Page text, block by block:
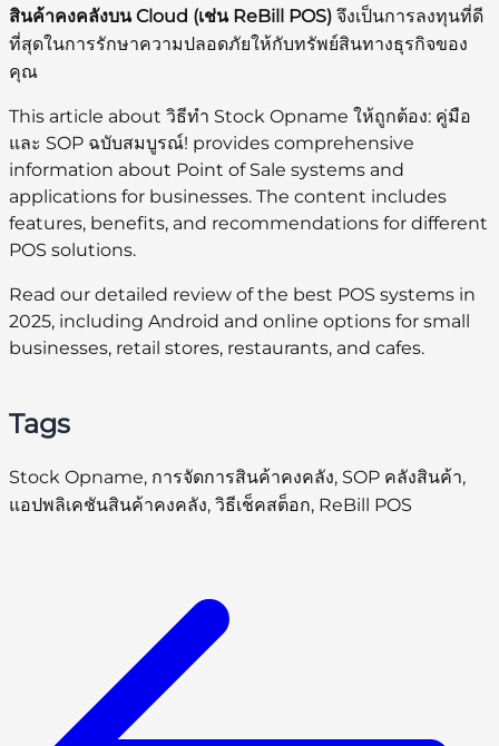
สินค้าคงคลังบน Cloud (เช่น ReBill POS) จึงเป็นการลงทุนที่ดี
ที่สุดในการรักษาความปลอดภัยให้กับทรัพย์สินทางธุรกิจของ
คุณ
This article about วิธีทำ Stock Opname ให้ถูกต้อง: คู่มือ
และ SOP ฉบับสมบูรณ์! provides comprehensive
information about Point of Sale systems and
applications for businesses. The content includes
features, benefits, and recommendations for different
POS solutions.
Read our detailed review of the best POS systems in
2025, including Android and online options for small
businesses, retail stores, restaurants, and cafes.
Tags
Stock Opname, การจัดการสินค้าคงคลัง, SOP คลังสินค้า,
แอปพลิเคชันสินค้าคงคลัง, วิธีเช็คสต็อก, ReBill POS